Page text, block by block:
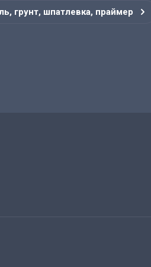
грунт, шпатлевка, праймер